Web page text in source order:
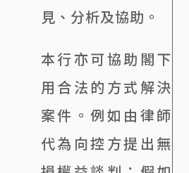
見、分析及協助。
本行亦可協助閣下
用合法的方式解決
案件。例如由律師
代為向控方提出無